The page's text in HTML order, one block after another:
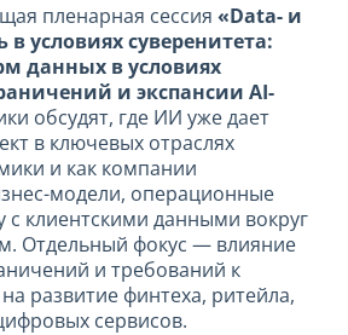
пленарная сессия «Data- и
условиях суверенитета:
данных в условиях
и экспансии AI-
обсудят, где ИИ уже дает
в ключевых отраслях
и как компании
модели, операционные
с клиентскими данными вокруг
Отдельный фокус — влияние
и требований к
развитие финтеха, ритейла,
сервисов.